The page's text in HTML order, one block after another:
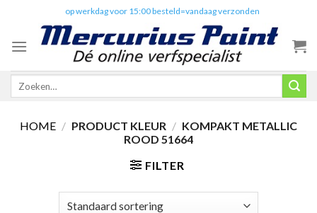
content
op werkdag voor 15:00 besteld=vandaag verzonden
Zoeken
HOME / PRODUCT KLEUR / KOMPAKT METALLIC
ROOD 51664
FILTER